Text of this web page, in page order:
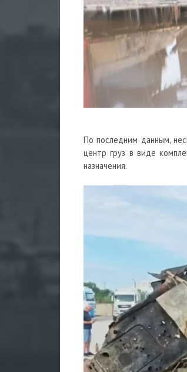
По последним данным,
центр груз в виде
назначения.